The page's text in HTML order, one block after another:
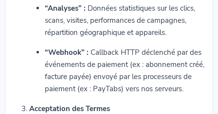
“Analyses” : Données statistiques sur les clics,
scans, visites, performances de campagnes,
répartition géographique et appareils.
“Webhook” : Callback HTTP déclenché par des
événements de paiement (ex : abonnement créé,
facture payée) envoyé par les processeurs de
paiement (ex : PayTabs) vers nos serveurs.
Acceptation des Termes